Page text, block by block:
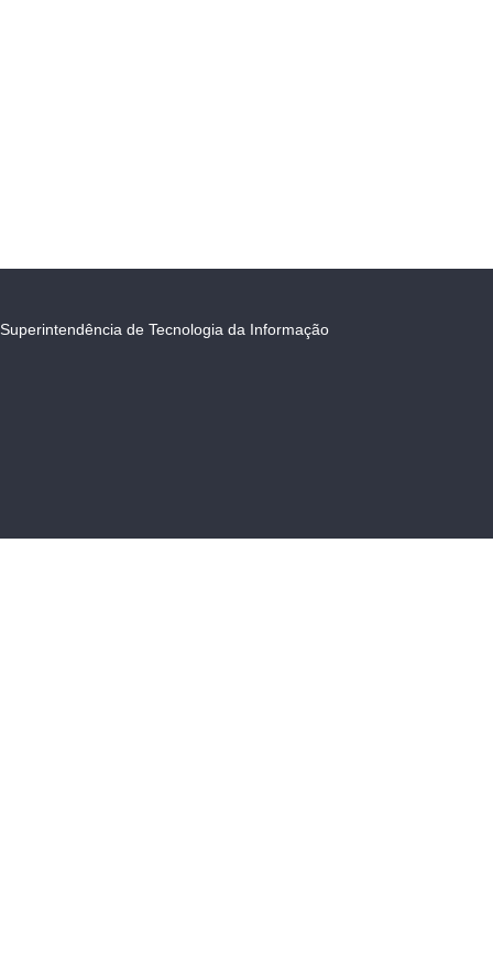
Superintendência de Tecnologia da Informação